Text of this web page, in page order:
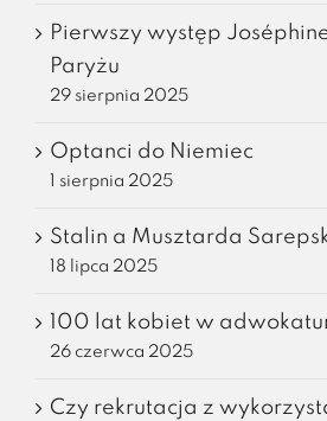
Pierwszy występ
Paryżu
29 sierpnia 2025
Optanci do Niemiec
1 sierpnia 2025
Stalin a Musztarda
18 lipca 2025
100 lat kobiet w
26 czerwca 2025
Czy rekrutacja z